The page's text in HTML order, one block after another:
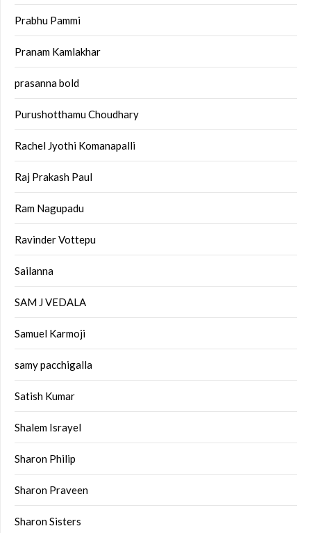
Prabhu Pammi
Pranam Kamlakhar
prasanna bold
Purushotthamu Choudhary
Rachel Jyothi Komanapalli
Raj Prakash Paul
Ram Nagupadu
Ravinder Vottepu
Sailanna
SAM J VEDALA
Samuel Karmoji
samy pacchigalla
Satish Kumar
Shalem Israyel
Sharon Philip
Sharon Praveen
Sharon Sisters